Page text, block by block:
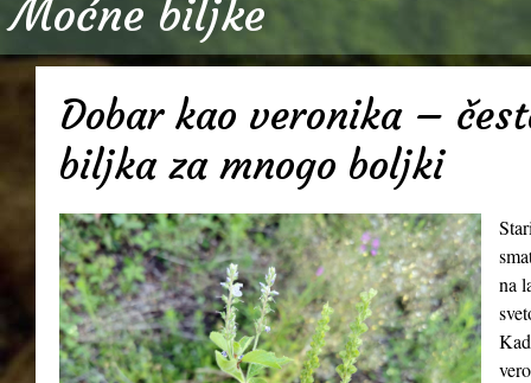
Moćne biljke
Dobar kao veronika –
biljka za mnogo boljki
na